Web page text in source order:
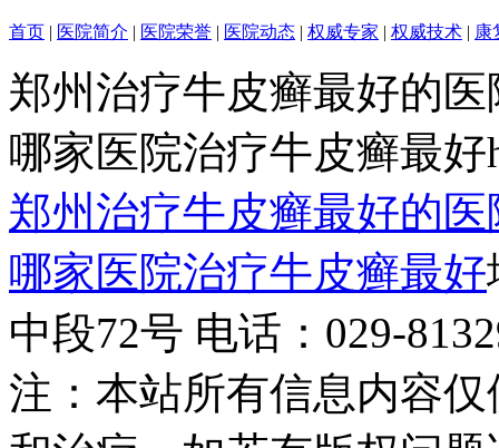
首页 | 医院简介 | 医院荣誉 | 医院动态 | 权威专家 | 权威技术 | 康
郑州治疗牛皮癣最好的
哪家医院治疗牛皮癣最好
郑州治疗牛皮癣最好的
哪家医院治疗牛皮癣最好
中段72号 电话：029-
注：本站所有信息内容